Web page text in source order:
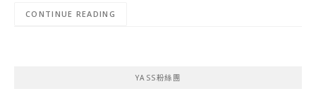
CONTINUE READING
YASS粉絲團